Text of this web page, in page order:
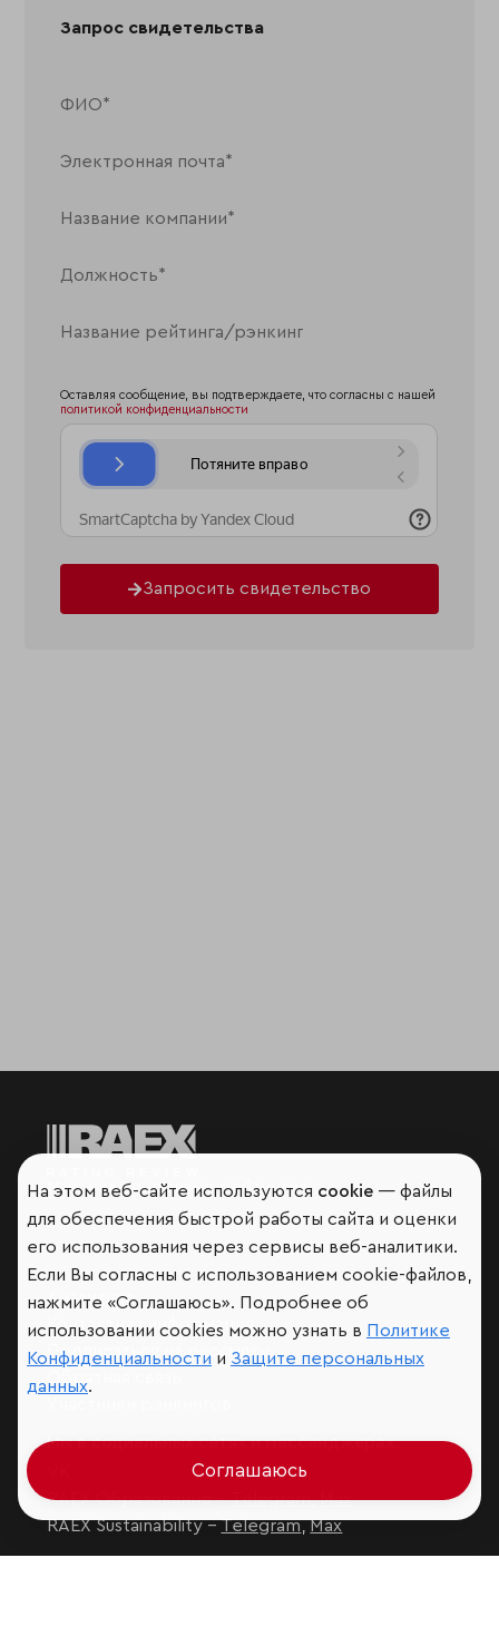
Запрос свидетельства
Оставляя сообщение, вы подтверждаете, что согласны с нашей
политикой конфиденциальности
Запросить свидетельство
Мир сквозь призму рейтингов
Аналитика
Контактная информация
Подписаться на рассылку
Мы в социальных сетях и мессенджерах
RAEX Образование –Telegram,Max
RAEX Sustainability –Telegram,Max
На этом веб-сайте используются cookie — файлы
для обеспечения быстрой работы сайта и оценки
его использования через сервисы веб-аналитики.
Если Вы согласны с использованием cookie-файлов,
нажмите «Соглашаюсь». Подробнее об
использовании cookies можно узнать в Политике
Конфиденциальности и Защите персональных
данных.
Соглашаюсь